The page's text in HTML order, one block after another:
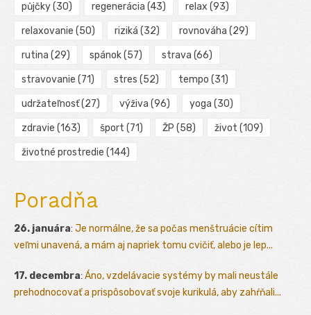
půjčky(30) regenerácia (43) relax (93)
relaxovanie (50) riziká (32) rovnováha (29)
rutina (29) spánok(57) strava (66)
stravovanie (71) stres (52) tempo (31)
udržateľnosť(27) výživa (96) yoga (30)
zdravie (163) šport (71) ŽP (58) život (109)
životné prostredie (144)
Poradňa
26. januára: Je normálne, že sa počas menštruácie cítim
veľmi unavená, a mám aj napriek tomu cvičiť, alebo je lep...
17. decembra: Áno, vzdelávacie systémy by mali neustále
prehodnocovať a prispôsobovať svoje kurikulá, aby zahŕňali...